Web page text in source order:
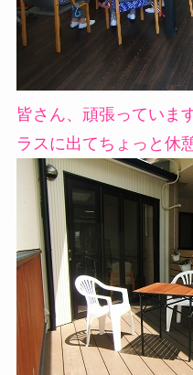
皆さん、頑張っていま
ラスに出てちょっと休